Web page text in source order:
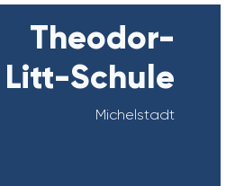
Theodor-
Litt-Schule
Michelstadt